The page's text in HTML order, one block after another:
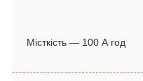
Місткість ― 100 А год